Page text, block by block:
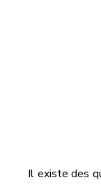
Il existe des